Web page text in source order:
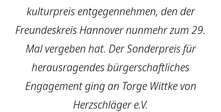
kultur­preis entgegen­nehmen, den der
Freundeskreis Hannover nunmehr zum 29.
Mal vergeben hat. Der Sonderpreis für
herausragendes bürgerschaftliches
Engagement ging an Torge Wittke von
Herzschläger e.V.